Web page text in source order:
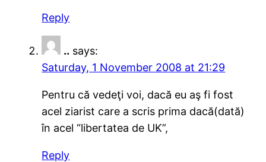
Reply
.. says:
Saturday, 1 November 2008 at 21:29
Pentru că vedeţi voi, dacă eu aş fi fost
acel ziarist care a scris prima dacă(dată)
în acel “libertatea de UK”,
Reply